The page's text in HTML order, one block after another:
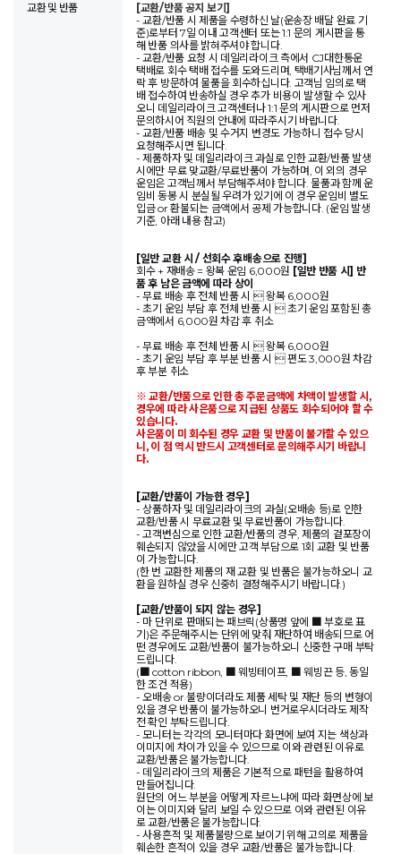
교환 및 반품
[교환/반품 공지 보기]
- 교환/반품 시 제품을 수령하신 날(운송장 배달 완료 기
준)로부터 7일 이내 고객센터 또는 1:1 문의 게시판을 통
해 반품 의사를 밝혀주셔야 합니다.
- 교환/반품 요청 시 데일리라이크 측에서 CJ대한통운
택배로 회수 택배 접수를 도와드리며, 택배기사님께서 연
락 후 방문하여 물품을 회수하십니다. 고객님 임의로 택
배 접수하여 반송하실 경우 추가 비용이 발생할 수 있사
오니 데일리라이크 고객센터나 1:1 문의 게시판으로 먼저
문의하시어 직원의 안내에 따라주시기 바랍니다.
- 교환/반품 배송 및 수거지 변경도 가능하니 접수 당시
요청해주시면 됩니다.
- 제품하자 및 데일리라이크 과실로 인한 교환/반품 발생
시에만 무료 맞교환/무료반품이 가능하며, 이 외의 경우
운임은 고객님께서 부담해주셔야 합니다. 물품과 함께 운
임비 동봉 시 분실될 우려가 있기에 이 경우 운임비 별도
입금 or 환불되는 금액에서 공제 가능합니다. (운임 발생
기준, 아래 내용 참고)
[일반 교환 시 / 선회수 후배송으로 진행]
회수 + 재배송 = 왕복 운임 6,000원 [일반 반품 시] 반
품 후 남은 금액에 따라 상이
- 무료 배송 후 전체 반품 시  왕복 6,000원
- 초기 운임 부담 후 전체 반품 시  초기 운임 포함된 총
금액에서 6,000원 차감 후 취소
- 무료 배송 후 전체 반품 시  왕복 6,000원
- 초기 운임 부담 후 부분 반품 시  편도 3,000원 차감
후 부분 취소
※ 교환/반품으로 인한 총 주문금액에 차액이 발생할 시,
경우에 따라 사은품으로 지급된 상품도 회수되어야 할 수
있습니다.
사은품이 미 회수된 경우 교환 및 반품이 불가할 수 있으
니, 이 점 역시 반드시 고객센터로 문의해주시기 바랍니
다.
[교환/반품이 가능한 경우]
- 상품하자 및 데일리라이크의 과실(오배송 등)로 인한
교환/반품 시 무료교환 및 무료반품이 가능합니다.
- 고객변심으로 인한 교환/반품의 경우, 제품의 겉포장이
훼손되지 않았을 시에만 고객 부담으로 1회 교환 및 반품
이 가능합니다.
(한 번 교환한 제품의 재 교환 및 반품은 불가능하오니 교
환을 원하실 경우 신중히 결정해주시기 바랍니다.)
[교환/반품이 되지 않는 경우]
- 마 단위로 판매되는 패브릭(상품명 앞에 ■ 부호로 표
기)은 주문해주시는 단위에 맞춰 재단하여 배송되므로 어
떤 경우에도 교환/반품이 불가능하오니 신중한 구매 부탁
드립니다.
(■ cotton ribbon, ■ 웨빙테이프, ■ 웨빙끈 등, 동일
한 조건 적용)
- 오배송 or 불량이더라도 제품 세탁 및 재단 등의 변형이
있을 경우 반품이 불가능하오니 번거로우시더라도 제작
전 확인 부탁드립니다.
- 모니터는 각각의 모니터마다 화면에 보여 지는 색상과
이미지에 차이가 있을 수 있으므로 이와 관련된 이유로
교환/반품은 불가능합니다.
- 데일리라이크의 제품은 기본적으로 패턴을 활용하여
만들어집니다.
원단의 어느 부분을 어떻게 자르느냐에 따라 화면상에 보
이는 이미지와 달리 보일 수 있으므로 이와 관련된 이유
로 교환/반품은 불가능합니다.
- 사용흔적 및 제품불량으로 보이기 위해 고의로 제품을
훼손한 흔적이 있을 경우 교환/반품은 불가능합니다.